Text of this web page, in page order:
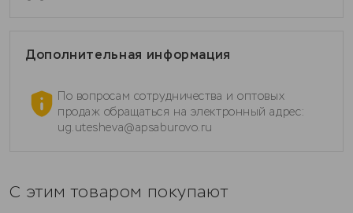
Дополнительная информация
По вопросам сотрудничества и оптовых
продаж обращаться на электронный адрес:
ug.utesheva@apsaburovo.ru
С этим товаром покупают